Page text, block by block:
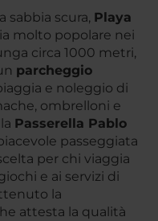
sabbia scura, Playa
molto popolare nei
circa 1000 metri,
parcheggio
e noleggio di
ombrelloni e
Passerella Pablo
passeggiata
per chi viaggia
e ai servizi di
la
attesta la qualità